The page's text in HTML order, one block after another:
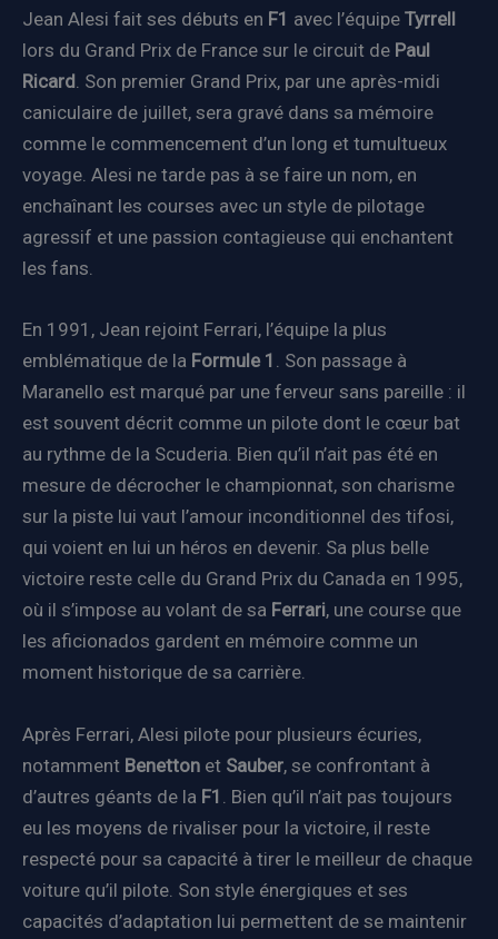
Jean Alesi fait ses débuts en F1 avec l’équipe Tyrrell
lors du Grand Prix de France sur le circuit de Paul
Ricard. Son premier Grand Prix, par une après-midi
caniculaire de juillet, sera gravé dans sa mémoire
comme le commencement d’un long et tumultueux
voyage. Alesi ne tarde pas à se faire un nom, en
enchaînant les courses avec un style de pilotage
agressif et une passion contagieuse qui enchantent
les fans.
En 1991, Jean rejoint Ferrari, l’équipe la plus
emblématique de la Formule 1 . Son passage à
Maranello est marqué par une ferveur sans pareille : il
est souvent décrit comme un pilote dont le cœur bat
au rythme de la Scuderia. Bien qu’il n’ait pas été en
mesure de décrocher le championnat, son charisme
sur la piste lui vaut l’amour inconditionnel des tifosi,
qui voient en lui un héros en devenir. Sa plus belle
victoire reste celle du Grand Prix du Canada en 1995,
où il s’impose au volant de sa Ferrari, une course que
les aficionados gardent en mémoire comme un
moment historique de sa carrière.
Après Ferrari, Alesi pilote pour plusieurs écuries,
notamment Benetton et Sauber, se confrontant à
d’autres géants de la F1 . Bien qu’il n’ait pas toujours
eu les moyens de rivaliser pour la victoire, il reste
respecté pour sa capacité à tirer le meilleur de chaque
voiture qu’il pilote. Son style énergiques et ses
capacités d’adaptation lui permettent de se maintenir